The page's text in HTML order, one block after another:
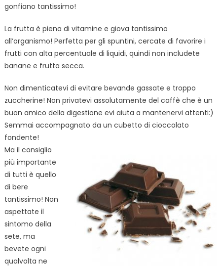
gonfiano tantissimo!
La frutta è piena di vitamine e giova tantissimo
all’organismo! Perfetta per gli spuntini, cercate di favorire i
frutti con alta percentuale di liquidi, quindi non includete
banane e frutta secca.
Non dimenticatevi di evitare bevande gassate e troppo
zuccherine! Non privatevi assolutamente del caffè che è un
buon amico della digestione evi aiuta a mantenervi attenti:)
Semmai accompagnato da un cubetto di cioccolato
fondente!
Ma il consiglio
più importante
di tutti è quello
di bere
tantissimo! Non
aspettate il
sintomo della
sete, ma
bevete ogni
qualvolta ne